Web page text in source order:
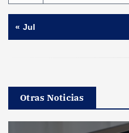
« Jul
Otras Noticias